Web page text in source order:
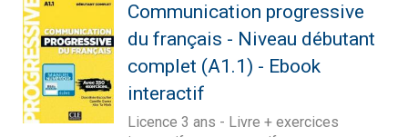
Communication progressive
du français - Niveau débutant
complet (A1.1) - Ebook
interactif
Licence 3 ans - Livre + exercices